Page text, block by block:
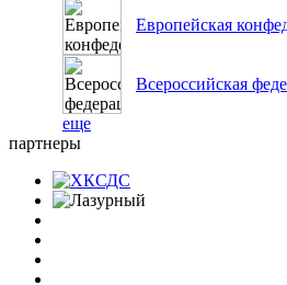
Европейская
Всероссийская
еще
партнеры